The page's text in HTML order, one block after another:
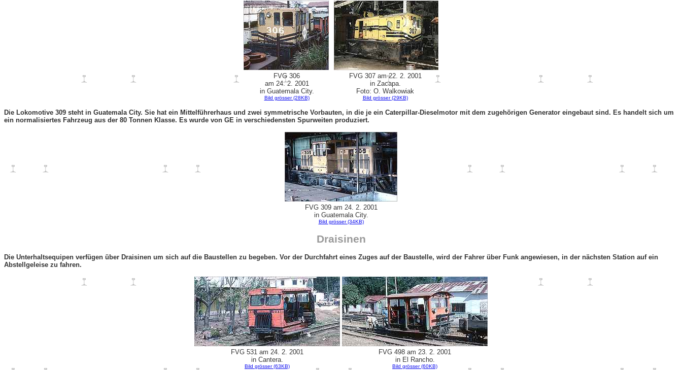
FVG 306
am 24. 2. 2001
in Guatemala City.
Bild grösser (28KB)
FVG 307 am 22. 2. 2001
in Zacapa.
Foto: O. Walkowiak
Bild grösser (29KB)
Die Lokomotive 309 steht in Guatemala City. Sie hat ein Mittelführerhaus und zwei symmetrische Vorbauten, in die je ein Caterpillar-Dieselmotor mit dem zugehörigen Generator eingebaut sind. Es handelt sich um
ein normalisiertes Fahrzeug aus der 80 Tonnen Klasse. Es wurde von GE in verschiedensten Spurweiten produziert.
FVG 309 am 24. 2. 2001
in Guatemala City.
Bild grösser (34KB)
Draisinen
Die Unterhaltsequipen verfügen über Draisinen um sich auf die Baustellen zu begeben. Vor der Durchfahrt eines Zuges auf der Baustelle, wird der Fahrer über Funk angewiesen, in der nächsten Station auf ein
Abstellgeleise zu fahren.
FVG 531 am 24. 2. 2001
in Cantera.
Bild grösser (63KB)
FVG 498 am 23. 2. 2001
in El Rancho.
Bild grösser (60KB)